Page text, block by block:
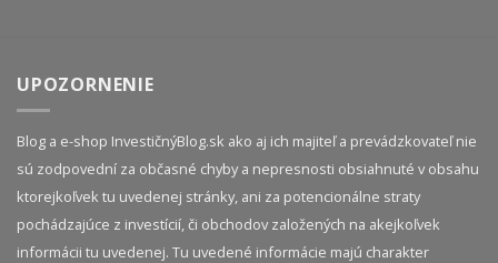
UPOZORNENIE
Blog a e-shop InvestičnýBlog.sk ako aj ich majiteľ a prevádzkovateľ nie
sú zodpovední za občasné chyby a nepresnosti obsiahnuté v obsahu
ktorejkoľvek tu uvedenej stránky, ani za potencionálne straty
pochádzajúce z investícií, či obchodov založených na akejkoľvek
informácii tu uvedenej. Tu uvedené informácie majú charakter